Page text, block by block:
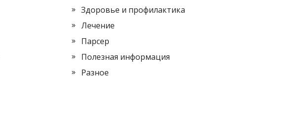
Здоровье и профилактика
Лечение
Парсер
Полезная информация
Разное